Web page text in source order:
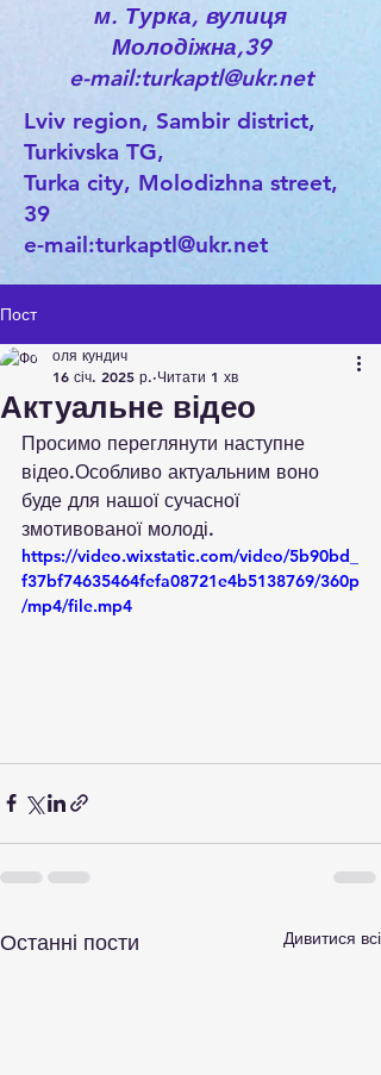
м. Турка, вулиця
Молодіжна,39
e-mail:turkaptl@ukr.net
Lviv region, Sambir district,
Turkivska TG,
Turka city, Molodizhna street,
39
e-mail:turkaptl@ukr.net
Пост
Актуальне відео
оля кундич
16 січ. 2025 р. Читати 1 хв
Просимо переглянути наступне
відео.Особливо актуальним воно
буде для нашої сучасної
змотивованої молоді.
https://video.wixstatic.com/video/5b90bd_
f37bf74635464fefa08721e4b5138769/360p
/mp4/file.mp4
Останні пости Дивитися всі